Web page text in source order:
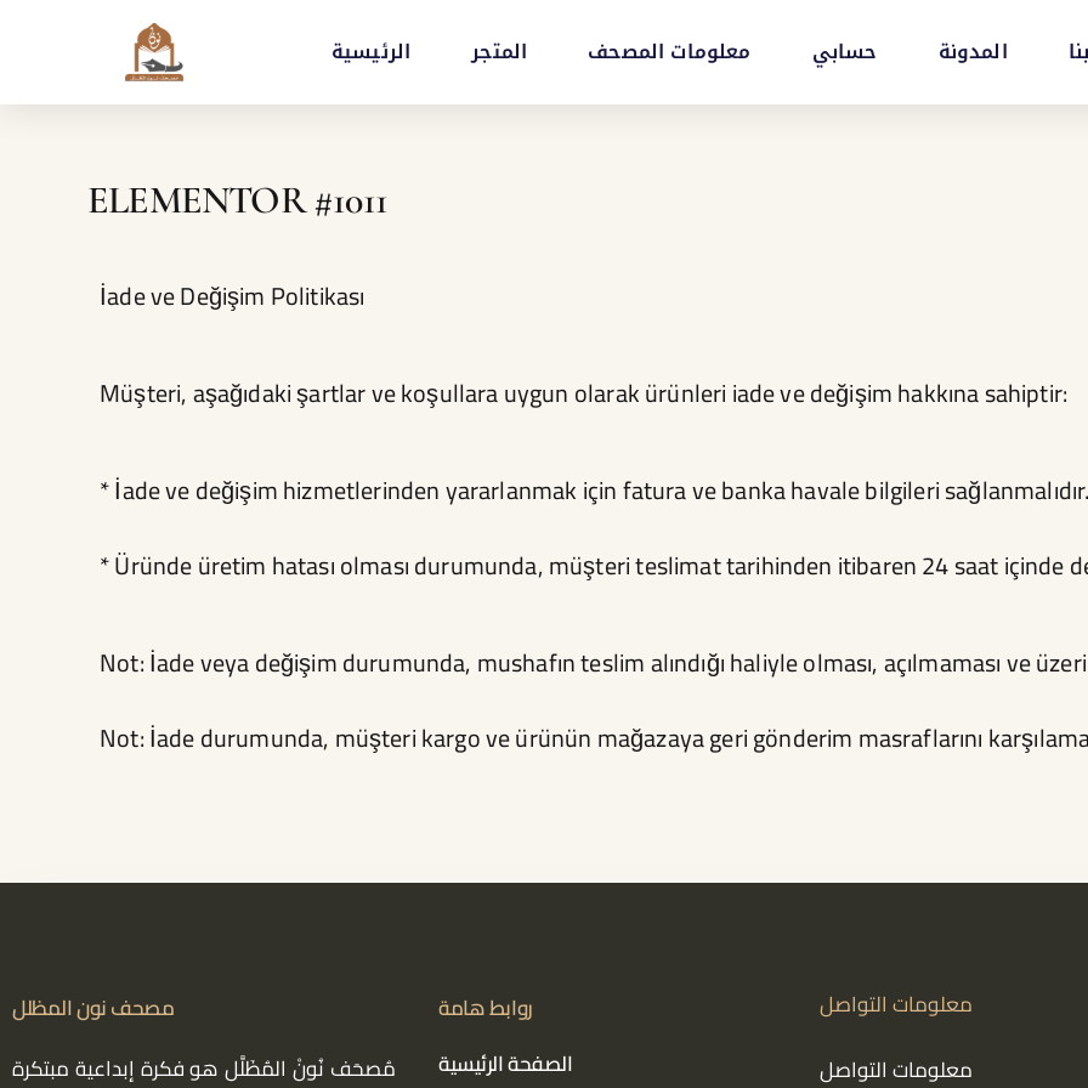
الرئيسية المتجر معلومات المصحف حسابي المدونة
ELEMENTOR #1011
İade ve Değişim Politikası
Müşteri, aşağıdaki şartlar ve koşullara uygun olarak ürünleri iade ve değişim hakkına sahiptir:
* İade ve değişim hizmetlerinden yararlanmak için fatura ve banka havale bilgileri sağlanmalıdır.
* Üründe üretim hatası olması durumunda, müşteri teslimat tarihinden itibaren 24 saat içinde
Not: İade veya değişim durumunda, mushafın teslim alındığı haliyle olması, açılmaması ve
Not: İade durumunda, müşteri kargo ve ürünün mağazaya geri gönderim masraflarını
مصحف نون المظلل
مُصحَف نُونْ المُظَلَّل هو فكرة إبداعية مبتكرة
روابط هامة
الصفحة الرئيسية
معلومات التواصل
معلومات التواصل